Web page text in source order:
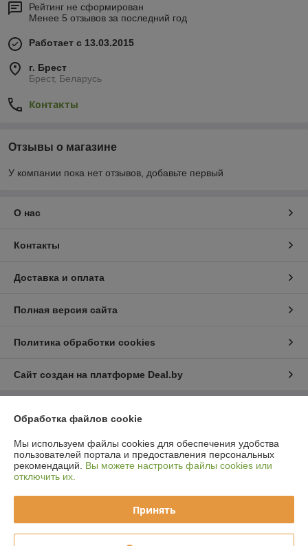
Рейтинг не сформирован
Менее 5 отзывов за последний год
Работает с 13.03.2015
г. Брест
Брест, Беларусь
Контакты
Отзывы о магазине
У компании пока нет отзывов, добавьте первый
О нас
Контакты
Доставка и оплата
Полная версия сайта
Политика обработки cookies
Сайт создан на платформе Deal.by
Информация для покупателя
Юридическое лицо: ООО "СнабБелЗдрав"
224005, г. Брест, ул.Гоголя, 2, помещение 13
Регистрационный номер ЕГР: 291341315
Регистрационный орган: Администрация Ленинского района г.Бреста
Дата регистрации компании: 11.12.2014
Обработка файлов cookie
Мы используем файлы cookies для обеспечения удобства
пользователей портала и предоставления персональных
рекомендаций. Вы можете настроить файлы cookies или
отключить их.
Принять